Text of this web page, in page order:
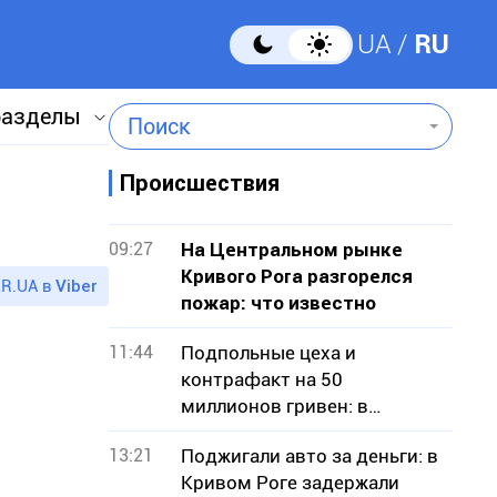
UA RU
Поиск
в Viber
Происшествия
09:27
На Центральном рынке
Кривого Рога разгорелся
пожар: что известно
11:44
Подпольные цеха и
контрафакт на 50
миллионов гривен: в
Кривом Роге будут судить
13 человек
13:21
Поджигали авто за деньги: в
Кривом Роге задержали